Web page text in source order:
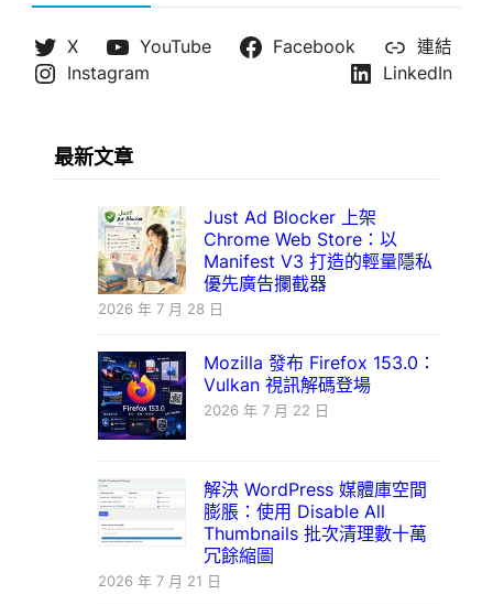
X YouTube Facebook
連結
Instagram
LinkedIn
最新文章
Just Ad Blocker 上架
Chrome Web Store：以
Manifest V3 打造的輕量隱私
優先廣告攔截器
2026 年 7 月 28 日
Mozilla 發布 Firefox 153.0：
Vulkan 視訊解碼登場
2026 年 7 月 22 日
解決 WordPress 媒體庫空間
膨脹：使用 Disable All
Thumbnails 批次清理數十萬
冗餘縮圖
2026 年 7 月 21 日